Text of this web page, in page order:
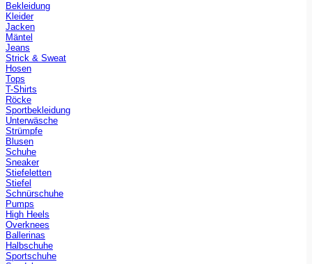
Bekleidung
Kleider
Jacken
Mäntel
Jeans
Strick & Sweat
Hosen
Tops
T-Shirts
Röcke
Sportbekleidung
Unterwäsche
Strümpfe
Blusen
Schuhe
Sneaker
Stiefeletten
Stiefel
Schnürschuhe
Pumps
High Heels
Overknees
Ballerinas
Halbschuhe
Sportschuhe